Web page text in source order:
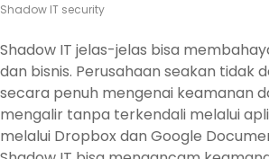
Shadow IT security
Shadow IT jelas-jelas bisa
dan bisnis. Perusahaan seakan tidak
secara penuh mengenai keamanan
mengalir tanpa terkendali melalui
melalui Dropbox dan Google